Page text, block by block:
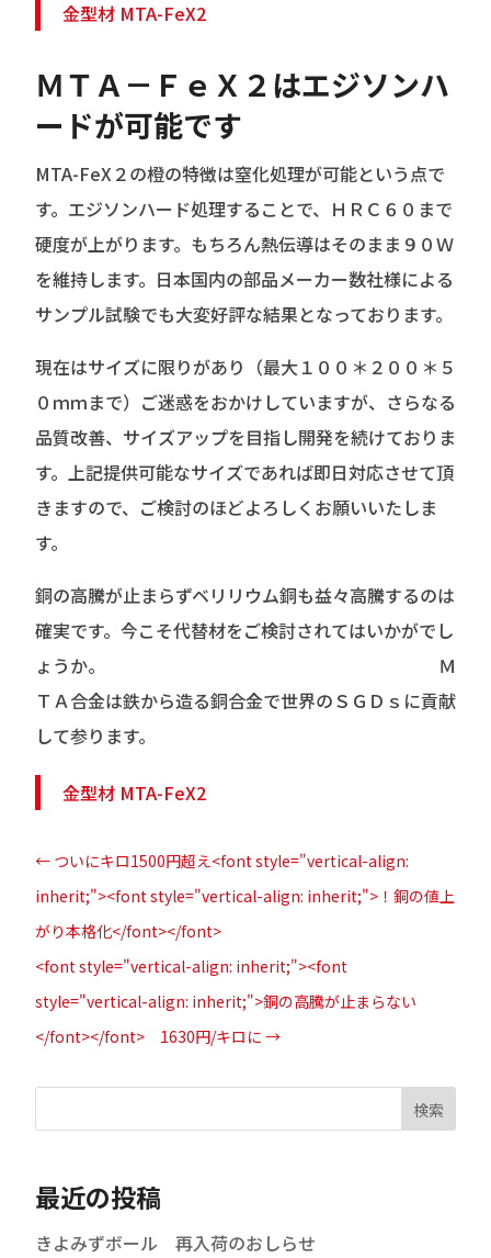
金型材 MTA-FeX2
ＭＴＡ－ＦｅＸ２はエジソンハ
ードが可能です
MTA-FeX２の橙の特徴は窒化処理が可能という点で
す。エジソンハード処理することで、ＨＲＣ６０まで
硬度が上がります。もちろん熱伝導はそのまま９０Ｗ
を維持します。日本国内の部品メーカー数社様による
サンプル試験でも大変好評な結果となっております。
現在はサイズに限りがあり（最大１００＊２００＊５
０ｍｍまで）ご迷惑をおかけしていますが、さらなる
品質改善、サイズアップを目指し開発を続けておりま
す。上記提供可能なサイズであれば即日対応させて頂
きますので、ご検討のほどよろしくお願いいたしま
す。
銅の高騰が止まらずベリリウム銅も益々高騰するのは
確実です。今こそ代替材をご検討されてはいかがでし
ょうか。 Ｍ
ＴＡ合金は鉄から造る銅合金で世界のＳＧＤｓに貢献
して参ります。
金型材 MTA-FeX2
← ついにキロ1500円超え<font style="vertical-align:
inherit;"><font style="vertical-align: inherit;">！銅の値上
がり本格化</font></font>
<font style="vertical-align: inherit;"><font
style="vertical-align: inherit;">銅の高騰が止まらない
</font></font> 1630円/キロに →
検索
最近の投稿
きよみずボール 再入荷のおしらせ